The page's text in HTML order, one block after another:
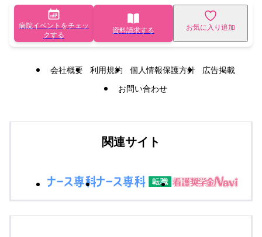
病院イベントをチェッ
クする
資料請求する お気に入り追加
会社概要 利用規約 個人情報保護方針
広告掲載
お問い合わせ
関連サイト